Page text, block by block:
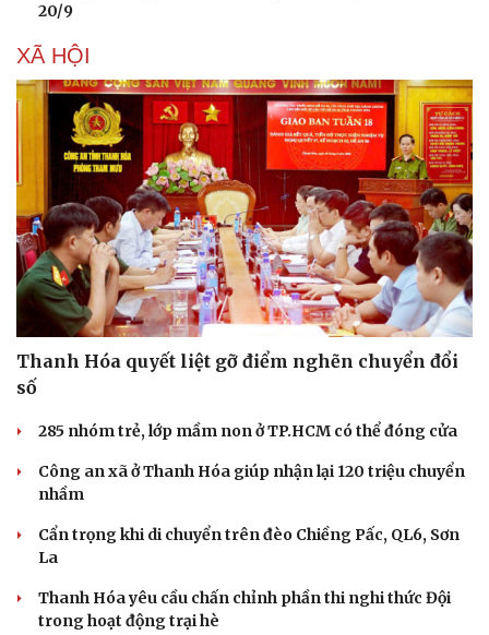
Du lịch
Tư vấn
Săn Tour
check-in
Podcast
Câu chuyện thời sự
Đọc truyện đêm khuya
Cửa sổ tình yêu
Kể chuyện cho bé
20/9
XÃ HỘI
Thanh Hóa quyết liệt gỡ điểm nghẽn chuyển đổi
số
285 nhóm trẻ, lớp mầm non ở TP.HCM có thể đóng cửa
Công an xã ở Thanh Hóa giúp nhận lại 120 triệu chuyển
nhầm
Cẩn trọng khi di chuyển trên đèo Chiềng Pấc, QL6, Sơn
La
Thanh Hóa yêu cầu chấn chỉnh phần thi nghi thức Đội
trong hoạt động trại hè